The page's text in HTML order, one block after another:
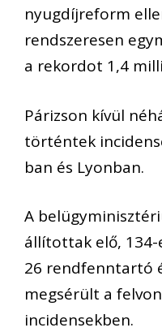
nyugdíjreform
rendszeresen
a rekordot 1,4
Párizson kívül
történtek
ban és Lyonban.
A
állítottak elő,
26 rendfenntartó
megsérült a
incidensekben.